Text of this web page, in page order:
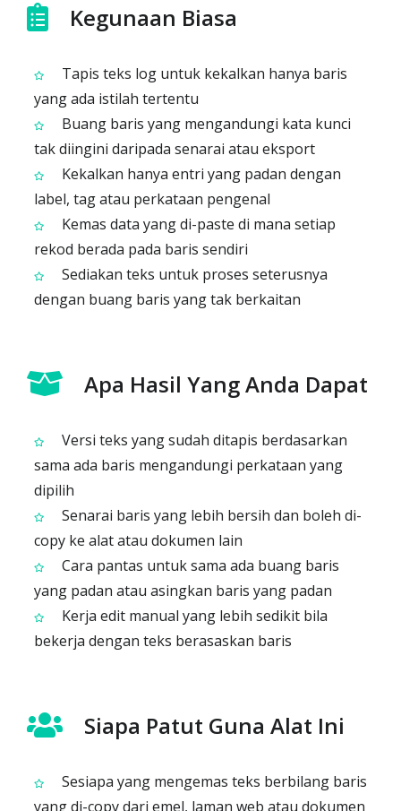
Kegunaan Biasa
Tapis teks log untuk kekalkan hanya baris
yang ada istilah tertentu
Buang baris yang mengandungi kata kunci
tak diingini daripada senarai atau eksport
Kekalkan hanya entri yang padan dengan
label, tag atau perkataan pengenal
Kemas data yang di-paste di mana setiap
rekod berada pada baris sendiri
Sediakan teks untuk proses seterusnya
dengan buang baris yang tak berkaitan
Apa Hasil Yang Anda Dapat
Versi teks yang sudah ditapis berdasarkan
sama ada baris mengandungi perkataan yang
dipilih
Senarai baris yang lebih bersih dan boleh di-
copy ke alat atau dokumen lain
Cara pantas untuk sama ada buang baris
yang padan atau asingkan baris yang padan
Kerja edit manual yang lebih sedikit bila
bekerja dengan teks berasaskan baris
Siapa Patut Guna Alat Ini
Sesiapa yang mengemas teks berbilang baris
yang di-copy dari emel, laman web atau dokumen